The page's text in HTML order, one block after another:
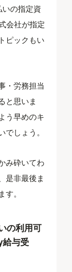
の指定資
会社が指定
ピックもい
・労務担当
と思いま
う早めのキ
しょう。
み砕いてわ
是非最後ま
。
の利用可
給与受